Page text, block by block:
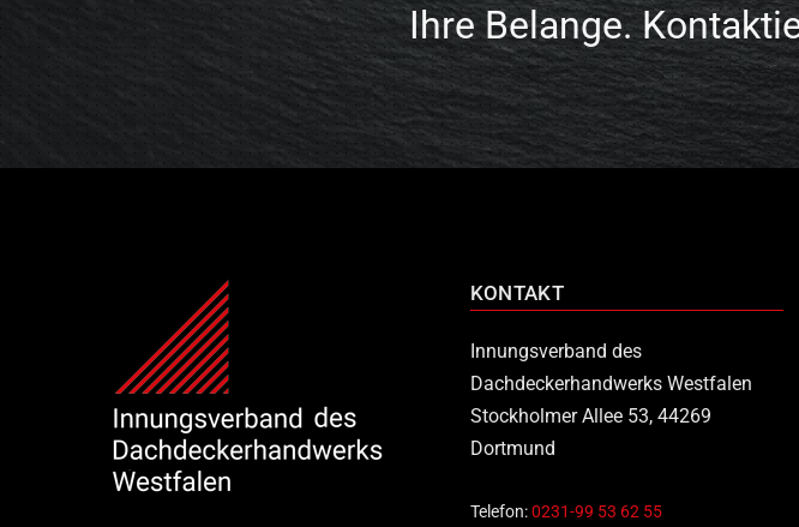
Ihre Belange.
KONTAKT
Innungsverband des
Dachdeckerhandwerks Westfalen
Stockholmer Allee 53, 44269
Dortmund
Telefon:0231-99 53 62 55